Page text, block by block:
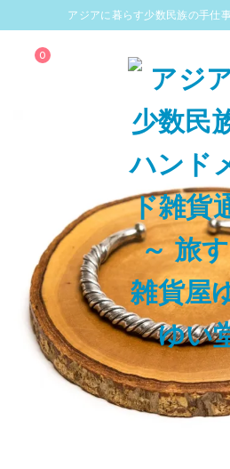
アジアに暮らす少数民族の手仕
0